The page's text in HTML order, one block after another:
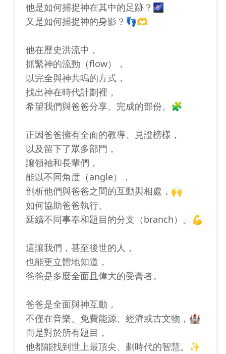
他是如何捕捉神在其中的足跡？🌌
又是如何捕捉神的身影？👣🫶
他在歷史洪流中，
抓緊神的流動（flow），
以完全與神共鳴的方式，
找出神在時代計劃裡，
希望我們與爸爸分享、完成的部份。🧩
正因爸爸擁有全面的教導、見證榜樣，
以及留下了眾多部門，
讓領袖和長輩們，
能以不同角度（angle），
剖析他們與爸爸之間的互動與相處，🙌
如何協助爸爸執行、
延續不同事奉和題目的分支（branch）。💪
這讓我們，甚至後世的人，
也能更立體地知道，
爸爸是多麼全面且偉大的受膏者。
爸爸是全面與神互動，
不僅在音樂、免費能源、經濟或古文物，🏰
而是對於所有題目，
他都能找到世上最頂尖、劃時代的智慧。✨